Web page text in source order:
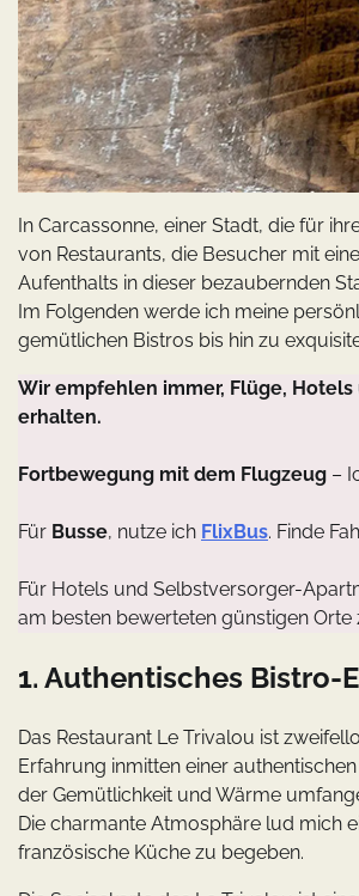
In Carcassonne, einer Stadt, die für
von Restaurants, die Besucher mit
Aufenthalts in dieser bezaubernden
Im Folgenden werde ich meine
gemütlichen Bistros bis hin zu
Wir empfehlen immer, Flüge,
erhalten.
Fortbewegung mit dem Flugzeug –
Für Busse, nutze ich FlixBus. Finde
Für Hotels und Selbstversorger-
am besten bewerteten günstigen Orte
1. Authentisches Bistro-
Das Restaurant Le Trivalou ist
Erfahrung inmitten einer
der Gemütlichkeit und Wärme
Die charmante Atmosphäre lud mich
französische Küche zu begeben.